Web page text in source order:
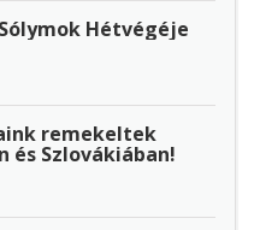
Hétvégéje
remekeltek
és Szlovákiában!